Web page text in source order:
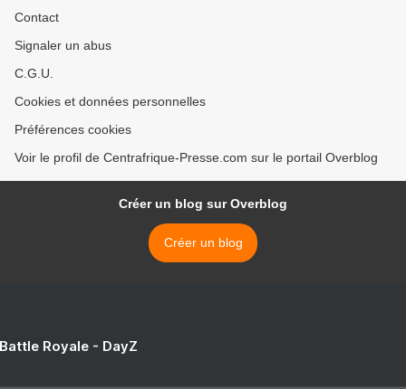
Contact
Signaler un abus
C.G.U.
Cookies et données personnelles
Préférences cookies
Voir le profil de Centrafrique-Presse.com sur le portail Overblog
Créer un blog sur Overblog
Créer un blog
Royale - DayZ